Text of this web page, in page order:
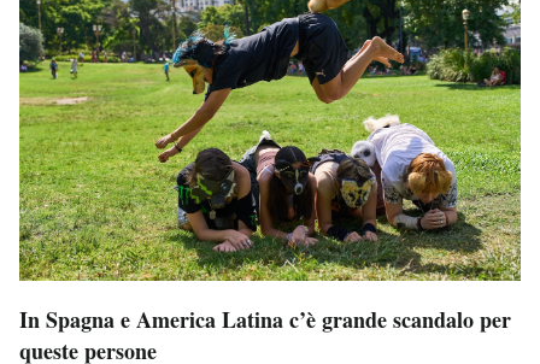
In Spagna e America Latina c’è grande scandalo per
queste persone